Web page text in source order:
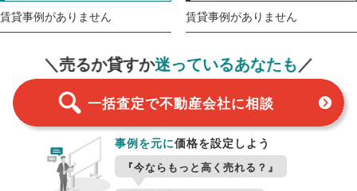
賃貸事例がありません 賃貸事例がありません
＼売るか貸すか迷っているあなたも／
一括査定で不動産会社に相談
一括査定 スタート！
事例を元に価格を設定しよう
『今ならもっと高く売れる？』